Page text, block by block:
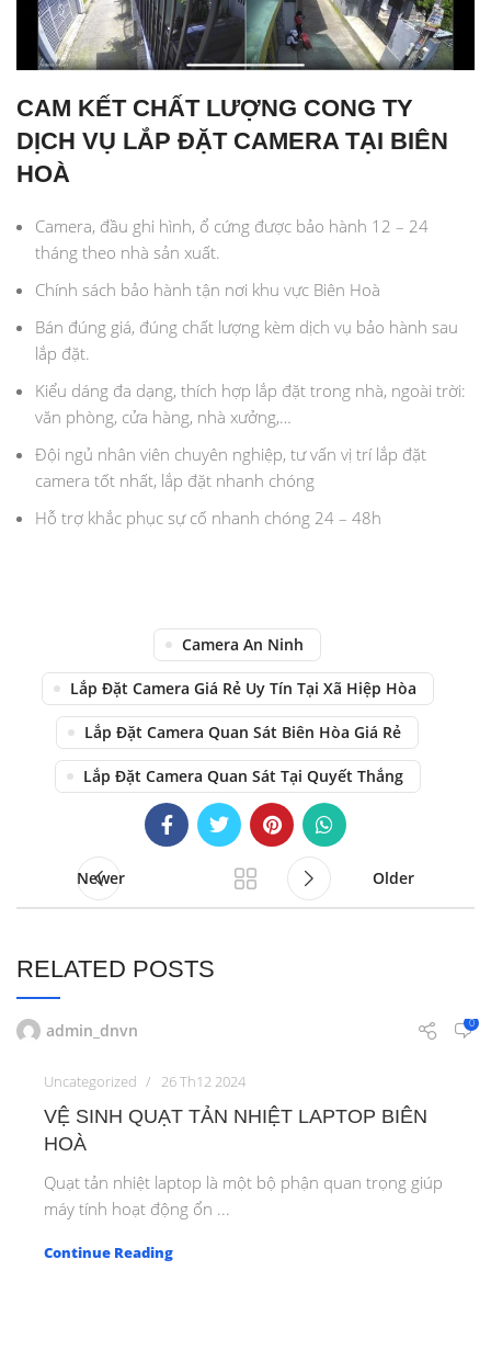
CAM KẾT CHẤT LƯỢNG CONG TY
DỊCH VỤ LẮP ĐẶT CAMERA TẠI BIÊN
HOÀ
Camera, đầu ghi hình, ổ cứng được bảo hành 12 – 24
tháng theo nhà sản xuất.
Chính sách bảo hành tận nơi khu vực Biên Hoà
Bán đúng giá, đúng chất lượng kèm dịch vụ bảo hành sau
lắp đặt.
Kiểu dáng đa dạng, thích hợp lắp đặt trong nhà, ngoài trời:
văn phòng, cửa hàng, nhà xưởng,…
Đội ngủ nhân viên chuyên nghiệp, tư vấn vị trí lắp đặt
camera tốt nhất, lắp đặt nhanh chóng
Hỗ trợ khắc phục sự cố nhanh chóng 24 – 48h
Camera An Ninh
Lắp Đặt Camera Giá Rẻ Uy Tín Tại Xã Hiệp Hòa
Lắp Đặt Camera Quan Sát Biên Hòa Giá Rẻ
Lắp Đặt Camera Quan Sát Tại Quyết Thắng
Newer Older
RELATED POSTS
admin_dnvn 0
Uncategorized 26 Th12 2024
VỆ SINH QUẠT TẢN NHIỆT LAPTOP BIÊN
HOÀ
Quạt tản nhiệt laptop là một bộ phận quan trọng giúp
máy tính hoạt động ổn ...
Continue Reading